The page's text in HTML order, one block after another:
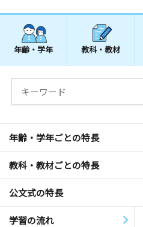
年齢・学年 教科・教材
年齢・学年ごとの特長
教科・教材ごとの特長
公文式の特長
学習の流れ